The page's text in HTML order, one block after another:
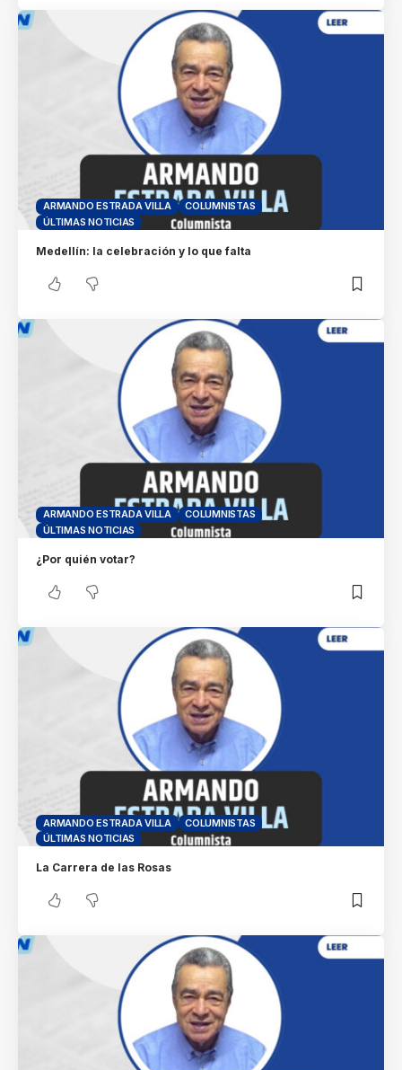
ARMANDO ESTRADA VILLA
COLUMNISTAS
ÚLTIMAS NOTICIAS
Medellín: la celebración y lo que falta
ARMANDO ESTRADA VILLA
COLUMNISTAS
ÚLTIMAS NOTICIAS
¿Por quién votar?
ARMANDO ESTRADA VILLA
COLUMNISTAS
ÚLTIMAS NOTICIAS
La Carrera de las Rosas